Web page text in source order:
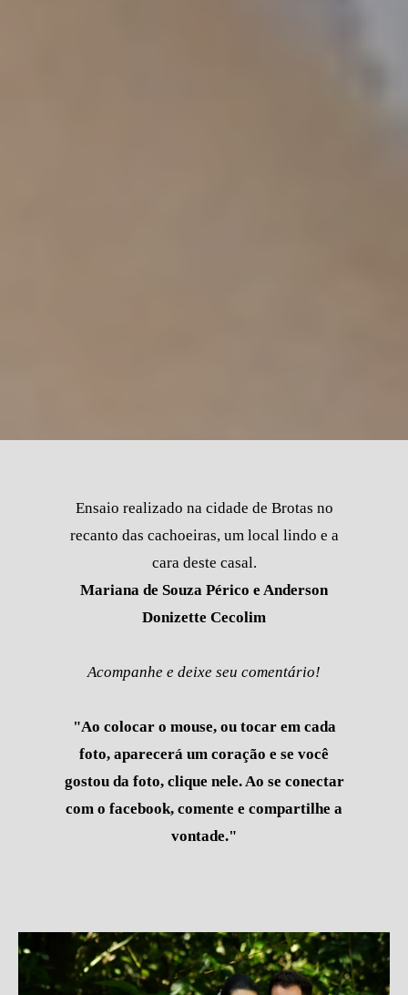
Ensaio realizado na cidade de Brotas no
recanto das cachoeiras, um local lindo e a
cara deste casal.
Mariana de Souza Périco e Anderson
Donizette Cecolim
Acompanhe e deixe seu comentário!
"Ao colocar o mouse, ou tocar em cada
foto, aparecerá um coração e se você
gostou da foto, clique nele. Ao se conectar
com o facebook, comente e compartilhe a
vontade."